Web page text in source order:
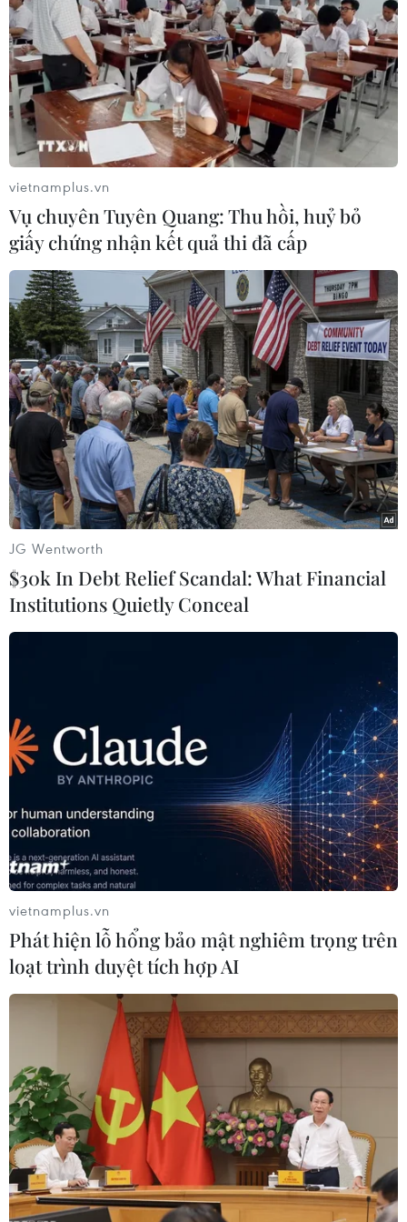
Hyundai và Kia tăng tốc trong phân khúc
'xế' thân thiện với môi trường
09/12/2018 11:12
Hiện tại, Hyundai và Kia có tổng cộng 16 mẫu xe thân
thiện với môi trường, trong đó có 6 mẫu HEV, 4 mẫu
PHEV, 5 mẫu EV và 1 mẫu FCEV.
Hyundai muốn sản xuất 500.000 xe chạy
pin nhiên liệu hydro mỗi năm
12/12/2018 04:06
Hyundai dự kiến tới năm 2020 sẽ xây dựng một dây
chuyền sản xuất 500.000 xe ôtô điện chạy bằng pin
nhiên liệu hydro mỗt năm tại Hàn Quốc, bao gồm cả xe
ôtô con và các loại xe ôtô thương mại.
vietnamplus.vn
Vụ chuyên Tuyên Quang: Thu hồi, huỷ bỏ
giấy chứng nhận kết quả thi đã cấp
JG Wentworth
$30k In Debt Relief Scandal: What Financial
Institutions Quietly Conceal
vietnamplus.vn
Phát hiện lỗ hổng bảo mật nghiêm trọng trên
loạt trình duyệt tích hợp AI